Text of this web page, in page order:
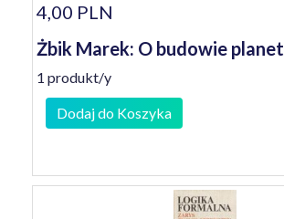
4,00 PLN
Żbik Marek: O budowie planet
1 produkt/y
Dodaj do Koszyka